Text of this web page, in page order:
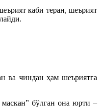
каби теран, шеърият
ва чиндан ҳам шеъриятга
бўлган она юрти –